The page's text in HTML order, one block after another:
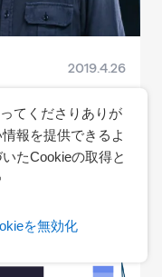
2019.4.26
と語る、未来
ドセット
てくださりありが
報を提供できるよ
たCookieの取得と
を無効化